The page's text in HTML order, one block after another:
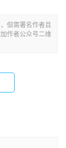
但需署名作者且
作者公众号二维